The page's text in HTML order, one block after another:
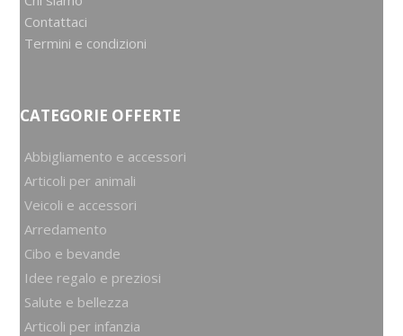
Contattaci
Termini e condizioni
CATEGORIE OFFERTE
Abbigliamento e accessori
Articoli per animali
Veicoli e accessori
Arredamento
Cibo e bevande
Idee regalo e preziosi
Salute e bellezza
Articoli per infanzia